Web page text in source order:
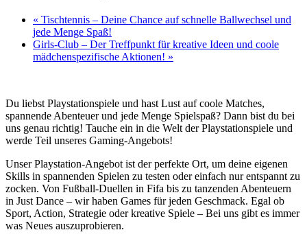
« Tischtennis – Deine Chance auf schnelle Ballwechsel und
jede Menge Spaß!
Girls-Club – Der Treffpunkt für kreative Ideen und coole
mädchenspezifische Aktionen! »
Du liebst Playstationspiele und hast Lust auf coole Matches,
spannende Abenteuer und jede Menge Spielspaß? Dann bist du bei
uns genau richtig! Tauche ein in die Welt der Playstationspiele und
werde Teil unseres Gaming-Angebots!
Unser Playstation-Angebot ist der perfekte Ort, um deine eigenen
Skills in spannenden Spielen zu testen oder einfach nur entspannt zu
zocken. Von Fußball-Duellen in Fifa bis zu tanzenden Abenteuern
in Just Dance – wir haben Games für jeden Geschmack. Egal ob
Sport, Action, Strategie oder kreative Spiele – Bei uns gibt es immer
was Neues auszuprobieren.